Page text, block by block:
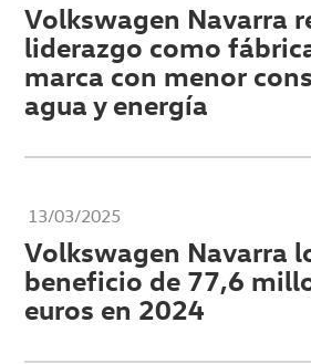
Volkswagen Navarra
liderazgo como
marca con menor
agua y energía
13/03/2025
Volkswagen Navarra
beneficio de 77,6
euros en 2024